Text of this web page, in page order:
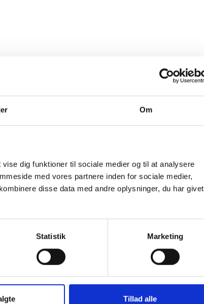
Om
dig funktioner til sociale medier og til at analysere
med vores partnere inden for sociale medier,
disse data med andre oplysninger, du har givet
Statistik Marketing
Tillad alle